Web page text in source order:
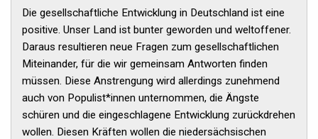
Die gesellschaftliche Entwicklung in Deutschland ist eine
positive. Unser Land ist bunter geworden und weltoffener.
Daraus resultieren neue Fragen zum gesellschaftlichen
Miteinander, für die wir gemeinsam Antworten finden
müssen. Diese Anstrengung wird allerdings zunehmend
auch von Populist*innen unternommen, die Ängste
schüren und die eingeschlagene Entwicklung zurückdrehen
wollen. Diesen Kräften wollen die niedersächsischen